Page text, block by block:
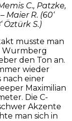
C., Patzke,
Maier R. (60‘
Öztürk S.)
musste man
Wurmberg
den Ton an.
wieder
nach einer
Maximilian
Die C-
Akzente
man sich in